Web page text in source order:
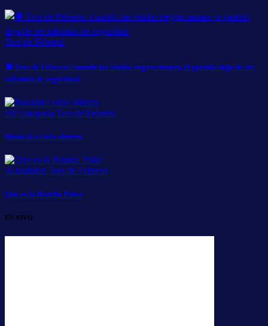
Tres de Febrero
🕷️ Tres de Febrero: cuando las viudas negras matan, el partido deja de ser
talismán de seguridad
Sin categoria Tres de Febrero
Basural a cielo abierto
Actualidad Tres de Febrero
Que es la Bomba Polar
EN VIVO